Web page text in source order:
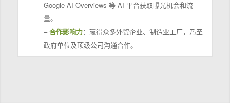
Google AI Overviews 等 AI 平台获取曝光机会和流
量。
–合作影响力：赢得众多外贸企业、制造业工厂，乃至
政府单位及顶级公司沟通合作。